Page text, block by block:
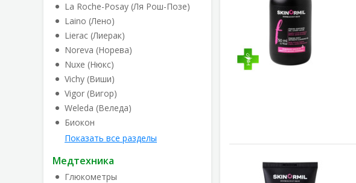
La Roche-Posay (Ля Рош-Позе)
Laino (Лено)
Lierac (Лиерак)
Noreva (Норева)
Nuxe (Нюкс)
Vichy (Виши)
Vigor (Вигор)
Weleda (Веледа)
Биокон
Показать все разделы
Медтехника
Глюкометры